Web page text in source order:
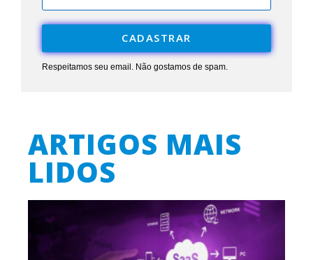
CADASTRAR
Respeitamos seu email. Não gostamos de spam.
ARTIGOS MAIS
LIDOS